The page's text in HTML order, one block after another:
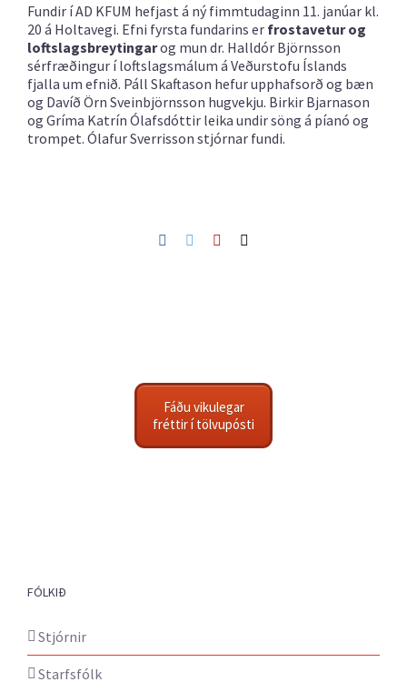
Fundir í AD KFUM hefjast á ný fimmtudaginn 11. janúar kl.
20 á Holtavegi. Efni fyrsta fundarins er frostavetur og
loftslagsbreytingarog mun dr. Halldór Björnsson
sérfræðingur í loftslagsmálum á Veðurstofu Íslands
fjalla um efnið. Páll Skaftason hefur upphafsorð og bæn
og Davíð Örn Sveinbjörnsson hugvekju. Birkir Bjarnason
og Gríma Katrín Ólafsdóttir leika undir söng á píanó og
trompet. Ólafur Sverrisson stjórnar fundi.
Facebook
TwitterPinterest
Fáðu vikulegar
fréttir í tölvupósti
FÓLKIÐ
Stjórnir
Starfsfólk